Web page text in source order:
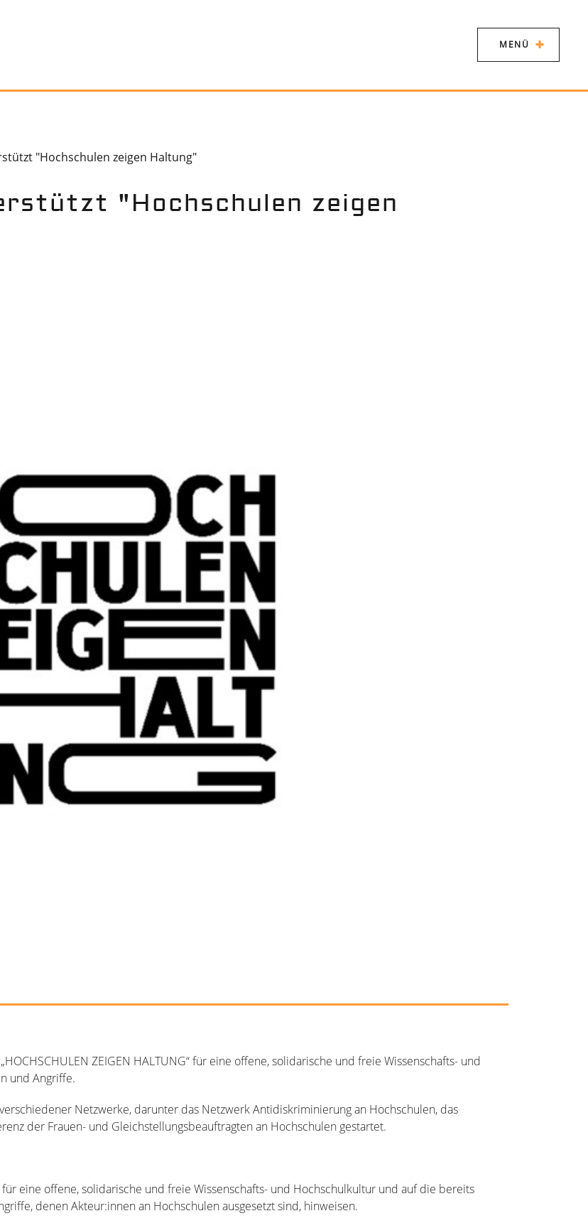
MENÜ
"Hochschulen zeigen Haltung"
"Hochschulen zeigen
ZEIGEN HALTUNG“ für eine offene, solidarische und freie Wissenschafts- und
und Angriffe.
Netzwerke, darunter das Netzwerk Antidiskriminierung an Hochschulen, das
der Frauen- und Gleichstellungsbeauftragten an Hochschulen gestartet.
eine offene, solidarische und freie Wissenschafts- und Hochschulkultur und auf die bereits
denen Akteur:innen an Hochschulen ausgesetzt sind, hinweisen.